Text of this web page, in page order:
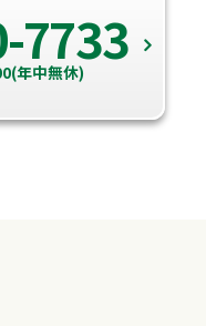
7733
年中無休)